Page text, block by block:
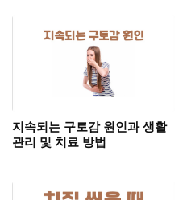
지속되는 구토감 원인과 생활
관리 및 치료 방법